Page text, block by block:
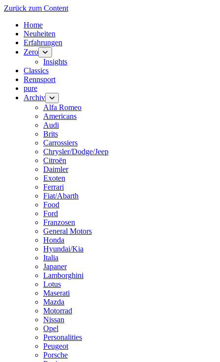
Zurück zum Content
Home
Neuheiten
Erfahrungen
Zero Menü
öffnen
Insights
Classics
Rennsport
pure
Archiv Menü
öffnen
Alfa Romeo
Americans
Audi
Brits
Carrossiers
Chrysler/Dodge/Jeep
Citroën
Daimler
Exoten
Ferrari
Fiat/Abarth
Food
Ford
Franzosen
General Motors
Honda
Hyundai/Kia
Italia
Japaner
Lamborghini
Lotus
Maserati
Mazda
Motorrad
Nissan
Opel
Personalities
Peugeot
Porsche